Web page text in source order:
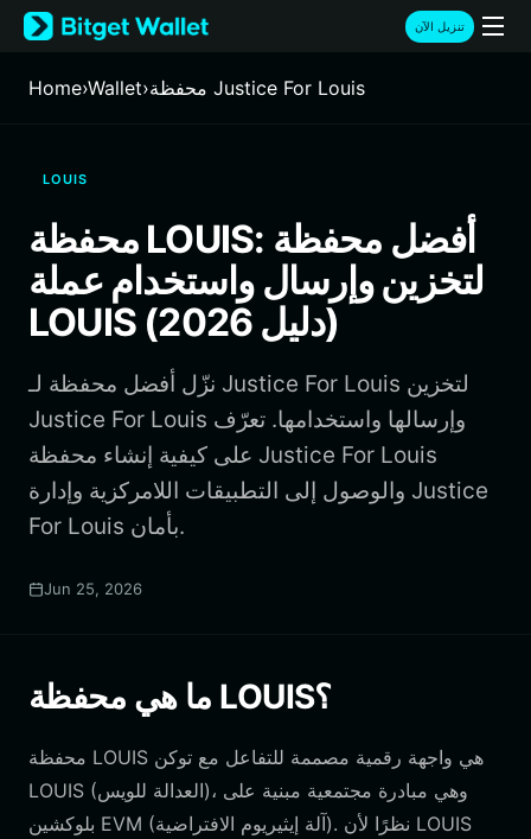
English
日本語
Русский
Italiano
Deutsch
简体中文
繁體中文
Português (Portugal)
ภาษาไทย
Español
Português (Brasil)
Español (Argentina)
تنزيل الآن
Home›Wallet› محفظة Justice For Louis
LOUIS
محفظة LOUIS: أفضل محفظة
لتخزين وإرسال واستخدام عملة
LOUIS (دليل 2026)
نزّل أفضل محفظة لـ Justice For Louis لتخزين
Justice For Louis وإرسالها واستخدامها. تعرّف
على كيفية إنشاء محفظة Justice For Louis
والوصول إلى التطبيقات اللامركزية وإدارة Justice
For Louis بأمان.
Jun 25, 2026
ما هي محفظة LOUIS؟
محفظة LOUIS هي واجهة رقمية مصممة للتفاعل مع توكن
LOUIS (العدالة للويس)، وهي مبادرة مجتمعية مبنية على
بلوكشين EVM (آلة إيثيريوم الافتراضية). نظرًا لأن LOUIS